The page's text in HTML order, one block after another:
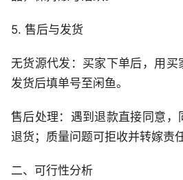
5. 售后与发货
无货源代发：买家下单后，用买
发货后填单号至闲鱼。
售后处理：遇到退款直接同意，
退货；质量问题可拒收并转嫁责任
二、可行性分析